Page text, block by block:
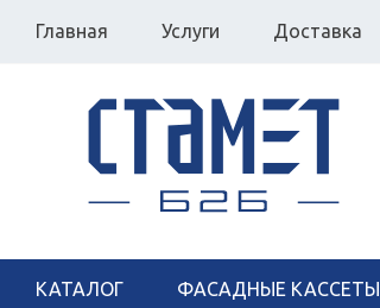
Главная Услуги Доставка
КАТАЛОГ ФАСАДНЫЕ КАССЕТЫ